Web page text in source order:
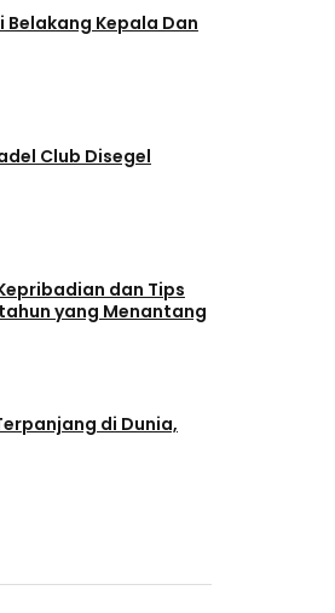
Belakang Kepala Dan
Club Disegel
dan Tips
yang Menantang
di Dunia,